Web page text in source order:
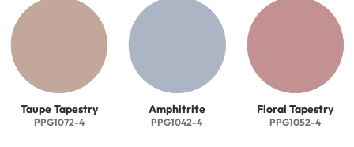
Taupe Tapestry
PPG1072-4
Amphitrite
PPG1042-4
Floral Tapestry
PPG1052-4